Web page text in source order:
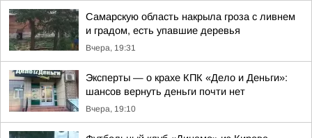
Самарскую область накрыла гроза с ливнем
и градом, есть упавшие деревья
Вчера, 19:31
Эксперты — о крахе КПК «Дело и Деньги»:
шансов вернуть деньги почти нет
Вчера, 19:10